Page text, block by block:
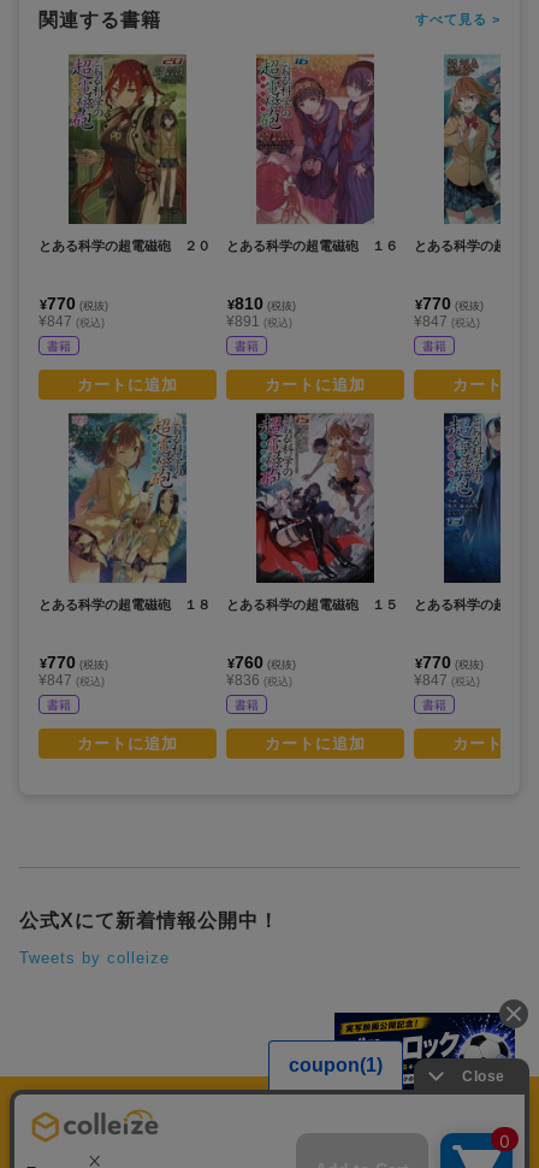
関連する書籍 すべて見る >
とある科学の超電磁砲 ２０
¥770 (税抜)
¥847 (税込)
書籍
カートに追加
とある科学の超電磁砲 １８
¥770 (税抜)
¥847 (税込)
書籍
カートに追加
とある科学の超電磁砲 １６
¥810 (税抜)
¥891 (税込)
書籍
カートに追加
とある科学の超電磁砲 １５
¥760 (税抜)
¥836 (税込)
書籍
カートに追加
とある科学の超電
¥770 (税抜)
¥847 (税込)
書籍
カートに
とある科学の超電
¥770 (税抜)
¥847 (税込)
書籍
カートに
公式Xにて新着情報公開中！
Tweets by colleize
colleize Pay利用規約
特定商取引法に基づく表示